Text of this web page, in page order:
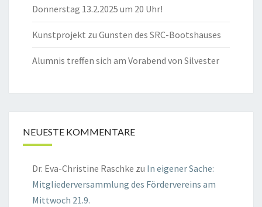
Donnerstag 13.2.2025 um 20 Uhr!
Kunstprojekt zu Gunsten des SRC-Bootshauses
Alumnis treffen sich am Vorabend von Silvester
NEUESTE KOMMENTARE
Dr. Eva-Christine Raschke zu In eigener Sache:
Mitgliederversammlung des Fördervereins am
Mittwoch 21.9.